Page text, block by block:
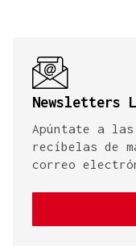
Newsletters
Apúntate a
recíbelas de
correo